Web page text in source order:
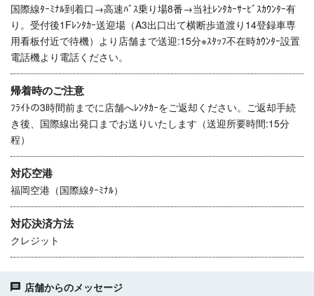
国際線ﾀｰﾐﾅﾙ到着口→高速ﾊﾞｽ乗り場8番→当社ﾚﾝﾀｶｰｻｰﾋﾞｽｶｳﾝﾀｰ有
り。受付後1Fﾚﾝﾀｶｰ送迎場（A3出口出て横断歩道渡り14登録車専
用看板付近で待機）より店舗まで送迎:15分※ｽﾀｯﾌ不在時ｶｳﾝﾀｰ設置
電話機より電話ください。
帰着時のご注意
ﾌﾗｲﾄの3時間前までに店舗へﾚﾝﾀｶｰをご返却ください。ご返却手続
き後、国際線出発口までお送りいたします（送迎所要時間:15分
程）
対応空港
福岡空港（国際線ﾀｰﾐﾅﾙ）
対応決済方法
クレジット
店舗からのメッセージ